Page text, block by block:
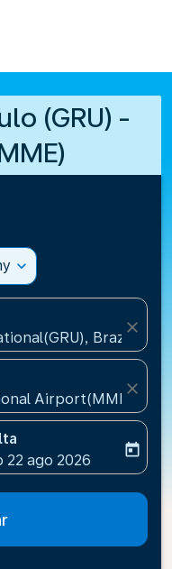
(GRU) -
expand_more
Brazil
close
Airport(MME),
close
labelreturn-date-
22 ago 2026
today